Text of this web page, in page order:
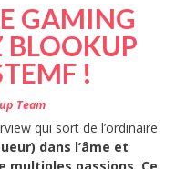
GAMING
BLOOKUP
!
Team
qui sort de l’ordinaire
dans l’âme et